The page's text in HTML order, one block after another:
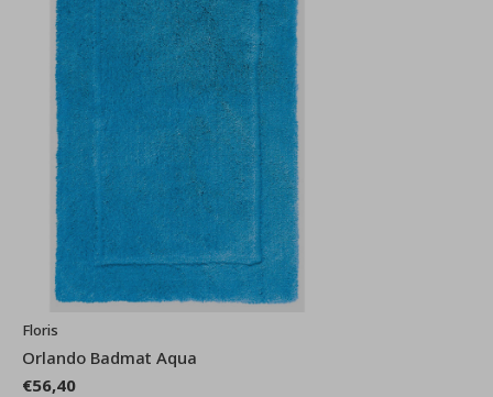
Floris
Orlando Badmat Aqua
€56,40